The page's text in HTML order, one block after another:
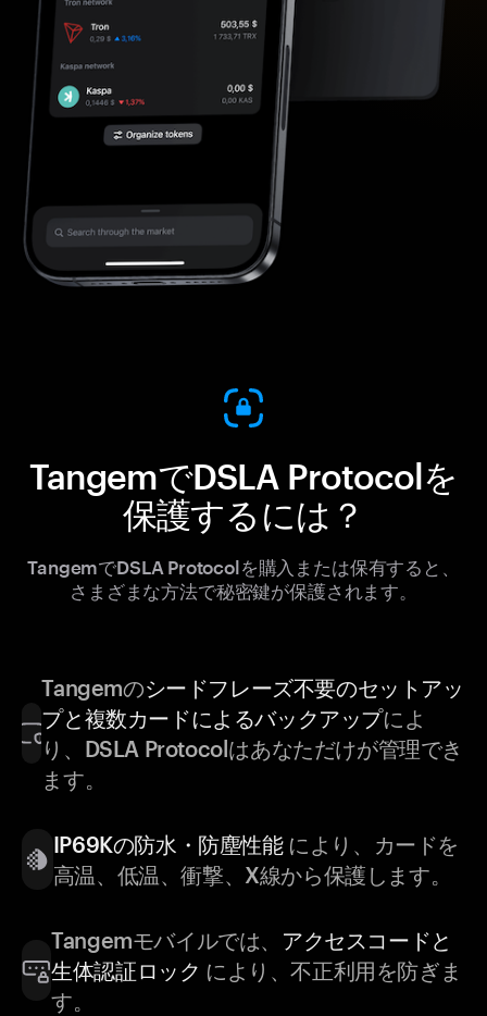
TangemでDSLA Protocolを
保護するには？
TangemでDSLA Protocolを購入または保有すると、
さまざまな方法で秘密鍵が保護されます。
Tangemのシードフレーズ不要のセットアッ
プと複数カードによるバックアップによ
り、DSLA Protocolはあなただけが管理でき
ます。
IP69Kの防水・防塵性能により、カードを
高温、低温、衝撃、X線から保護します。
Tangemモバイルでは、 アクセスコードと
生体認証ロック により、不正利用を防ぎま
す。